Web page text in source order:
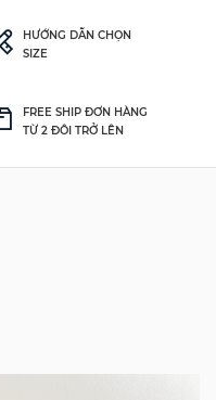
HƯỚNG DẪN CHỌN
SIZE
FREE SHIP ĐƠN HÀNG
TỪ 2 ĐÔI TRỞ LÊN